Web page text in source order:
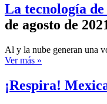
La tecnología
de agosto de
Al y la nube generan una
Ver más »
¡Respira!